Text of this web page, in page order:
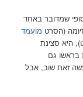
שמדובר באחד
(הסרט מועמד
היא סצינת
בראשו גם
זאת שוב, אבל